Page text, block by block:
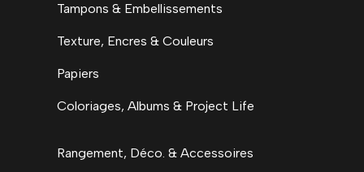
Tampons & Embellissements
Texture, Encres & Couleurs
Papiers
Coloriages, Albums & Project Life
Rangement, Déco. & Accessoires